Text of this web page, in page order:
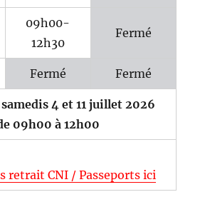
09h00-
12h30
Fermé
Fermé Fermé
4 et 11 juillet 2026
09h00 à 12h00
retrait CNI / Passeports ici